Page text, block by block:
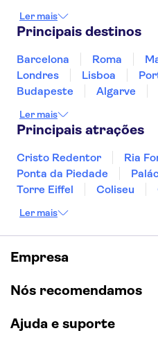
Marrocos
Maldivas
Singapura
Turquia
Ler mais
Principais destinos
Barcelona Roma
Londres
Lisboa
Budapeste
Algarve
Sintra
Lagos Vigo
Ler mais
Principais atrações
Cristo Redentor
Ria
Ponta da Piedade
Torre Eiffel
Coliseu
Parque Güell
Caminito del Rey
Quinta da Regaleira
Parque Warner
Mosteiro dos Jerónimos
Ler mais
Empresa
Nós recomendamos
Ajuda e suporte